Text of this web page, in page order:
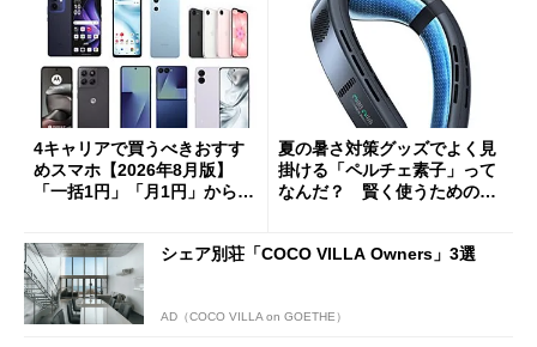
4キャリアで買うべきおすす
めスマホ【2026年8月版】
「一括1円」「月1円」からお
夏の暑さ対策グッズでよく見
掛ける「ペルチェ素子」って
なんだ？ 賢く使うための注
シェア別荘「COCO VILLA Owners」3選
AD（COCO VILLA on GOETHE）